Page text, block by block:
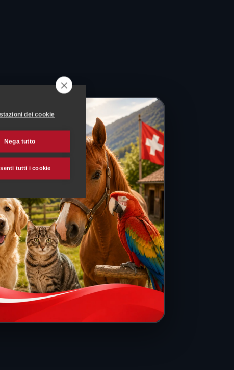
dei cookie
Nega tutto
tutti i cookie